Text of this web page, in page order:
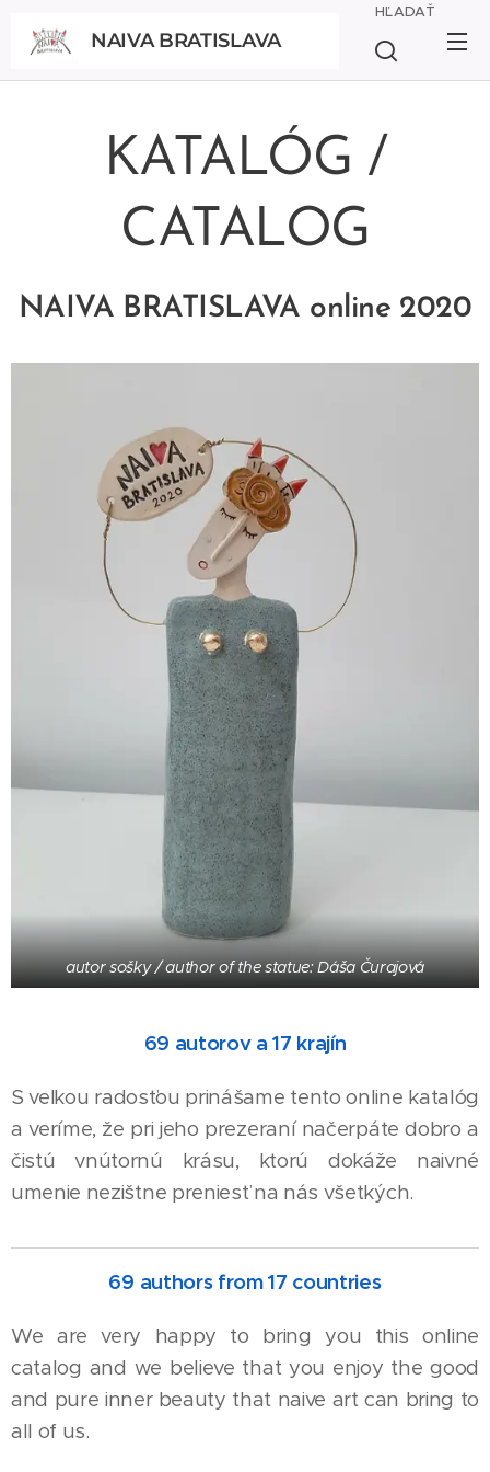
NAIVA BRATISLAVA
HĽADAŤ
KATALÓG /
CATALOG
NAIVA BRATISLAVA online 2020
autor sošky / author of the statue: Dáša Čurajová
69 autorov a 17 krajín
S veľkou radosťou prinášame tento online katalóg
a veríme, že pri jeho prezeraní načerpáte dobro a
čistú vnútornú krásu, ktorú dokáže naivné
umenie nezištne preniesť na nás všetkých.
69 authors from 17 countries
We are very happy to bring you this online
catalog and we believe that you enjoy the good
and pure inner beauty that naive art can bring to
all of us.